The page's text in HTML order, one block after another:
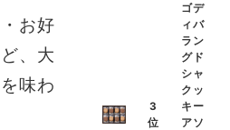
お好
、大
味わ
3
位
ゴデ
ィバ
ラン
グド
シャ
クッ
キー
アソ